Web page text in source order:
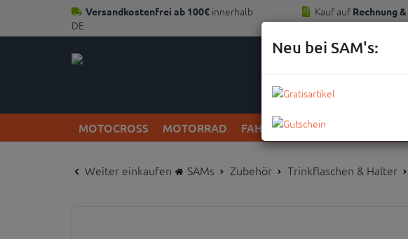
Versandkostenfrei ab 100€ innerhalb
DE
Kauf auf Rechnung
MOTOCROSS MOTORRAD FAHRRAD KOMPLETTRÄDER
Weiter einkaufen SAMs Zubehör Trinkflaschen & Halter
Neu bei SAM's: